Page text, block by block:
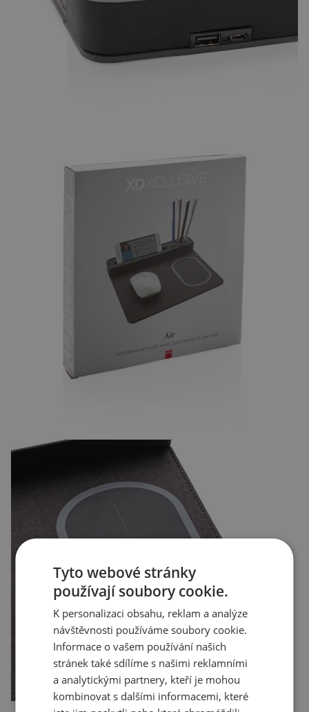
Tyto webové stránky
používají soubory cookie.
K personalizaci obsahu, reklam a analýze
návštěvnosti používáme soubory cookie.
Informace o vašem používání našich
stránek také sdílíme s našimi reklamními
a analytickými partnery, kteří je mohou
kombinovat s dalšími informacemi, které